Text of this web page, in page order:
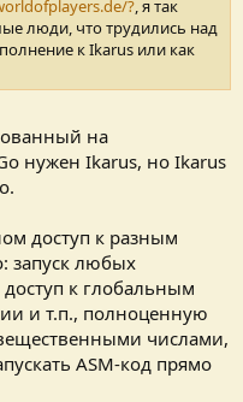
? , я так
люди, что трудились над
к Ikarus или как
на
нужен Ikarus, но Ikarus
доступ к разным
запуск любых
к глобальным
и т.п., полноценную
числами,
ASM-код прямо